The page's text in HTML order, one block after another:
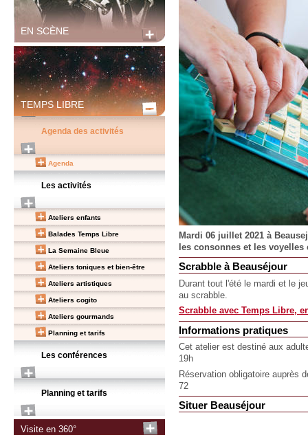
EN SCÈNE
TEMPS LIBRE
Agenda des activités
Agenda
Les activités
Ateliers enfants
Balades Temps Libre
La Semaine Bleue
Ateliers toniques et bien-être
Ateliers artistiques
Ateliers cogito
Ateliers gourmands
Planning et tarifs
Les conférences
Planning et tarifs
Visite en 360°
Mardi 06 juillet 2021 à
les consonnes et les
Scrabble à Beauséjour
Durant tout l'été le mardi et le
au scrabble.
Scrabble avec Temps Libre,
Informations pratiques
Cet atelier est destiné aux
19h
Réservation obligatoire auprès
72
Situer Beauséjour